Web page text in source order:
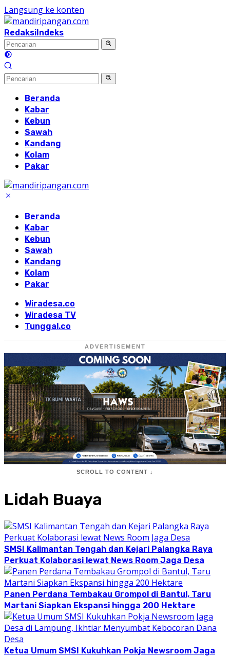
Langsung ke konten
RedaksiIndeks
Beranda
Kabar
Kebun
Sawah
Kandang
Kolam
Pakar
Beranda
Kabar
Kebun
Sawah
Kandang
Kolam
Pakar
Wiradesa.co
Wiradesa TV
Tunggal.co
ADVERTISEMENT
SCROLL TO CONTENT ↓
Lidah Buaya
SMSI Kalimantan Tengah dan Kejari Palangka Raya
Perkuat Kolaborasi lewat News Room Jaga Desa
Panen Perdana Tembakau Grompol di Bantul, Taru
Martani Siapkan Ekspansi hingga 200 Hektare
Ketua Umum SMSI Kukuhkan Pokja Newsroom Jaga